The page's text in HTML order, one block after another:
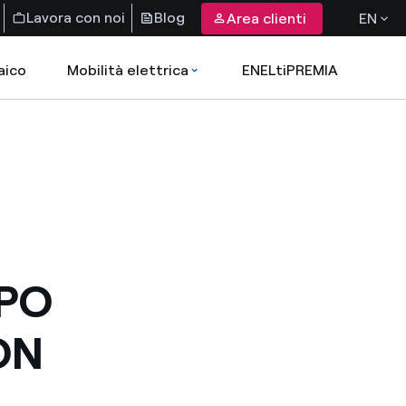
Lavora con noi Blog Area clienti EN
Mobilità elettrica ENELtiPREMIA